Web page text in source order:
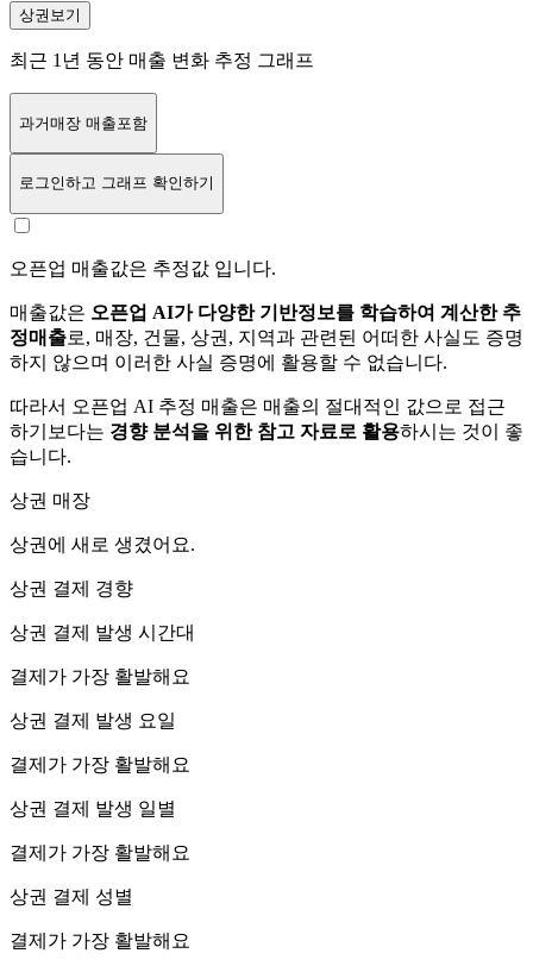
상권보기
최근 1년 동안 매출 변화 추정 그래프
과거매장 매출포함
로그인하고 그래프 확인하기
오픈업 매출값은 추정값 입니다.
매출값은 오픈업 AI가 다양한 기반정보를 학습하여 계산한 추
정매출로, 매장, 건물, 상권, 지역과 관련된 어떠한 사실도 증명
하지 않으며 이러한 사실 증명에 활용할 수 없습니다.
따라서 오픈업 AI 추정 매출은 매출의 절대적인 값으로 접근
하기보다는 경향 분석을 위한 참고 자료로 활용하시는 것이 좋
습니다.
상권 매장
상권에 새로 생겼어요.
상권 결제 경향
상권 결제 발생 시간대
결제가 가장 활발해요
상권 결제 발생 요일
결제가 가장 활발해요
상권 결제 발생 일별
결제가 가장 활발해요
상권 결제 성별
결제가 가장 활발해요